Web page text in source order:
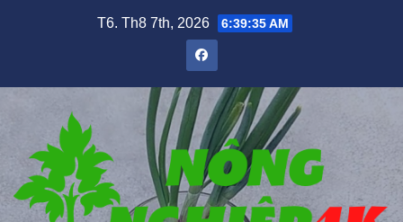
T6. Th8 7th, 2026 6:39:36 AM